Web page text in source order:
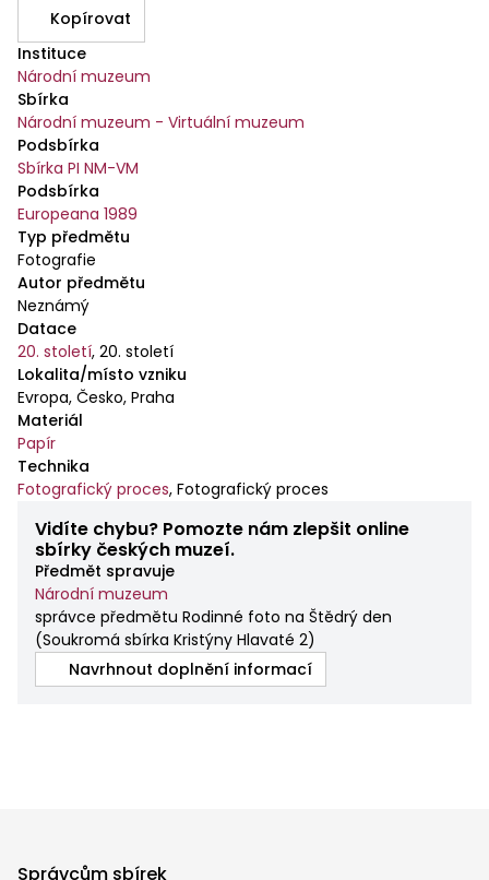
Kopírovat
Instituce
Národní muzeum
Sbírka
Národní muzeum - Virtuální muzeum
Podsbírka
Sbírka PI NM-VM
Podsbírka
Europeana 1989
Typ předmětu
Fotografie
Autor předmětu
Neznámý
Datace
20. století, 20. století
Lokalita/místo vzniku
Evropa, Česko, Praha
Materiál
Papír
Technika
Fotografický proces, Fotografický proces
Vidíte chybu? Pomozte nám zlepšit online
sbírky českých muzeí.
Předmět spravuje
Národní muzeum
správce předmětu Rodinné foto na Štědrý den
(Soukromá sbírka Kristýny Hlavaté 2)
Navrhnout doplnění informací
Správcům sbírek